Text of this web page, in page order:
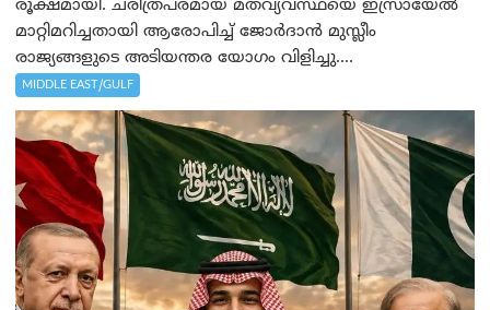
രൂക്ഷമായി. ചരിത്രപരമായ മതവ്യവസ്ഥയെ ഇസ്രായേൽ
മാറ്റിമറിച്ചതായി ആരോപിച്ച് ജോർദാൻ മുസ്ലീം
രാജ്യങ്ങളുടെ അടിയന്തര യോഗം വിളിച്ചു....
MIDDLE EAST/GULF